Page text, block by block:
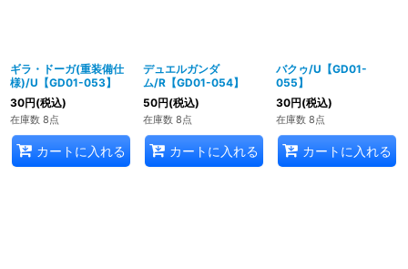
ギラ・ドーガ(重装備仕
様)/U【GD01-053】
30円(税込)
在庫数 8点
カートに入れる
デュエルガンダ
ム/R【GD01-054】
50円(税込)
在庫数 8点
カートに入れる
バクゥ/U【GD01-
055】
30円(税込)
在庫数 8点
カートに入れる